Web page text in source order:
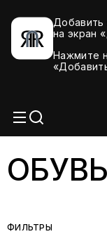
Добавить
на экран
Нажмите
ОБУВЬ
ФИЛЬТРЫ